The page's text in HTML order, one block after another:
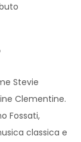
Stevie
Clementine.
Fossati,
classica e